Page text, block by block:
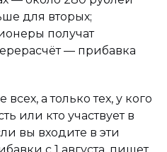
для вторых;
получат
— прибавка
а только тех, у кого
или кто участвует в
вы входите в эти
с 1 августа, пишет